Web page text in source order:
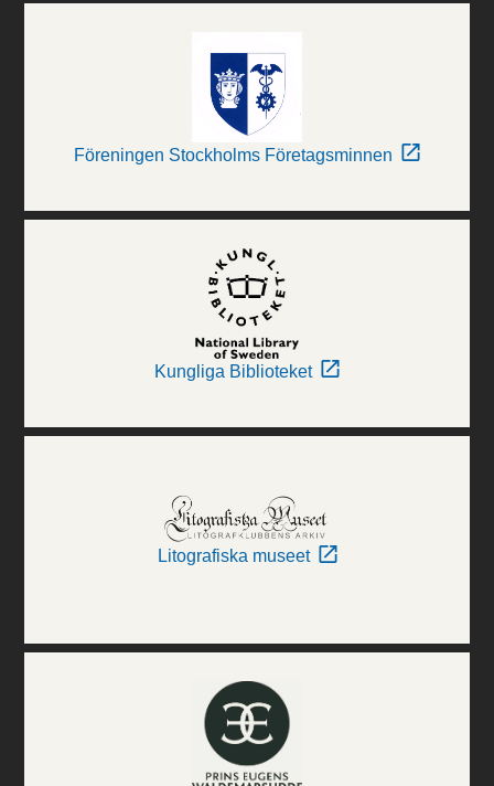
Föreningen Stockholms Företagsminnen
Kungliga Biblioteket
Litografiska museet